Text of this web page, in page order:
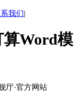
我们|
Word模
厅·官方网站